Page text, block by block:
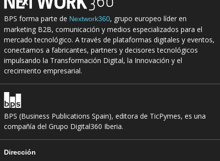
BPS forma parte de Nextwork360, grupo europeo líder en
marketing B2B, comunicación y medios especializados para el
mercado tecnológico. A través de plataformas digitales y eventos,
conectamos a fabricantes, partners y decisores tecnológicos
impulsando la Transformación Digital, la Innovación y el
crecimiento empresarial.
BPS (Business Publications Spain), editora de TicPymes, es una
compañía del Grupo Digital360 Iberia.
Dirección